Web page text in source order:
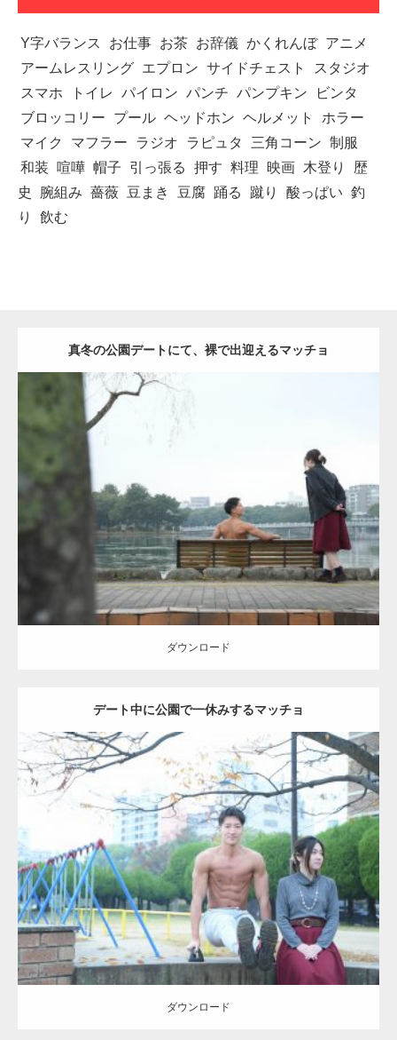
Y字バランス お仕事 お茶 お辞儀 かくれんぼ アニメ
アームレスリング エプロン サイドチェスト
スタジオ
スマホ
トイレ パイロン パンチ パンプキン
ビンタ
ブロッコリー
プール ヘッドホン ヘルメット
ホラー
マイク
マフラー ラジオ ラピュタ 三角コーン 制服
和装
喧嘩 帽子 引っ張る 押す 料理 映画 木登り
歴
史
腕組み 薔薇 豆まき 豆腐 踊る 蹴り 酸っぱい 釣
り
飲む
真冬の公園デートにて、裸で出迎えるマッチョ
公園のマッチョ AKIHITO(細マッチョ) 背中
ダウンロード
ダウンロード
デート中に公園で一休みするマッチョ
Update:2021.07.6
Category:公園のマッチョ その他 AKIHITO(細マッチョ) 腹筋
ダウンロード
ダウンロード